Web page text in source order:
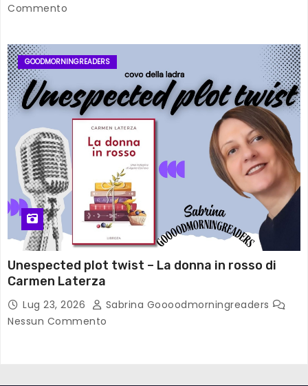
Commento
GOODMORNINGREADERS
Unespected plot twist – La donna in rosso di
Carmen Laterza
Lug 23, 2026
Sabrina Goooodmorningreaders
Nessun Commento